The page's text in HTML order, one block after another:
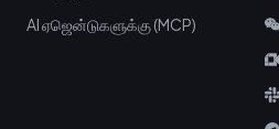
AI ஏஜென்டுகளுக்கு (MCP)